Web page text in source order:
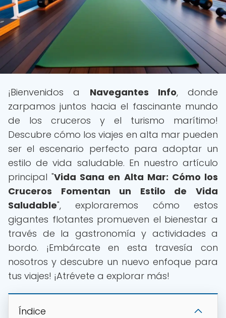
¡Bienvenidos a Navegantes Info, donde
zarpamos juntos hacia el fascinante mundo
de los cruceros y el turismo marítimo!
Descubre cómo los viajes en alta mar pueden
ser el escenario perfecto para adoptar un
estilo de vida saludable. En nuestro artículo
principal "Vida Sana en Alta Mar: Cómo los
Cruceros Fomentan un Estilo de Vida
Saludable", exploraremos cómo estos
gigantes flotantes promueven el bienestar a
través de la gastronomía y actividades a
bordo. ¡Embárcate en esta travesía con
nosotros y descubre un nuevo enfoque para
tus viajes! ¡Atrévete a explorar más!
Índice